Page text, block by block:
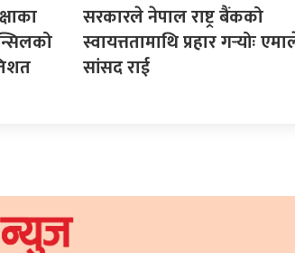
सरकारले नेपाल राष्ट्र बैंकको
स्वायत्ततामाथि प्रहार गर्‍योः
सांसद राई